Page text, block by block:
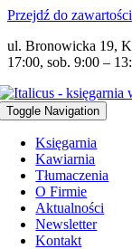
Przejdź do zawartości
ul. Bronowicka 19,
17:00, sob. 9:00 –
Toggle Navigation
Księgarnia
Kawiarnia
Tłumaczenia
O Firmie
Aktualności
Newsletter
Kontakt